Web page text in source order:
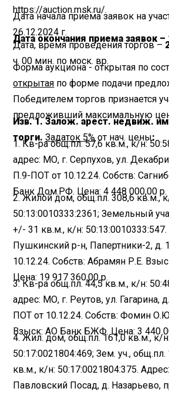
https://auction.msk.ru/.
Дата начала приема заявок на
26.12.2024 г.
Дата окончания приема заявок –
Дата, время проведения торгов –
ч. 00 мин. по моск. вр.
Форма аукциона - открытая по
открытая по форме подачи
Победителем торгов признается
предложивший максимальную
Изв. 1. Залож. арест. недвиж.
торги.Задаток 5% от нач. цены:
1. Кв-ра общ.пл. 57,6 кв.м., к/н:
адрес: МО, г. Серпухов, ул.
П.9-ПОТ от 10.12.24. Собств:
Банк Дом.РФ. Цена: 4 448 000,00 р.
2. Жилой дом, общ.пл. 308,6 кв.м.,
50:13:0010333:2361; Земельный
+/- 31 кв.м., к/н:
Пушкинский р-н, Папертники-2, д.
10.12.24. Собств: Абрамян Р.Е.
Цена: 19 917 360,00 р.
3. Кв-ра общ.пл. 44,5 кв.м., к/н:
адрес: МО, г. Реутов, ул. Гагарина,
ПОТ от 10.12.24. Собств: Фомин
Взыск: АО Банк БЖФ. Цена: 3 440
4. Жил. дом, общ.пл. 161,0 кв.м., к/
50:17:0021804:469; Зем. уч.,
кв.м., к/н: 50:17:0021804:375.
Павловский Посад, д. Назарьево,